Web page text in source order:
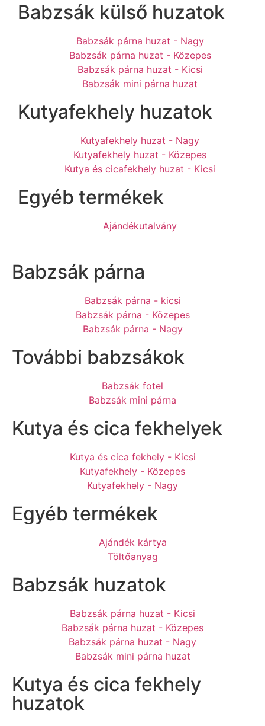
Babzsák külső huzatok
Babzsák párna huzat - Nagy
Babzsák párna huzat - Közepes
Babzsák párna huzat - Kicsi
Babzsák mini párna huzat
Kutyafekhely huzatok
Kutyafekhely huzat - Nagy
Kutyafekhely huzat - Közepes
Kutya és cicafekhely huzat - Kicsi
Egyéb termékek
Ajándékutalvány
Babzsák párna
Babzsák párna - kicsi
Babzsák párna - Közepes
Babzsák párna - Nagy
További babzsákok
Babzsák fotel
Babzsák mini párna
Kutya és cica fekhelyek
Kutya és cica fekhely - Kicsi
Kutyafekhely - Közepes
Kutyafekhely - Nagy
Egyéb termékek
Ajándék kártya
Töltőanyag
Babzsák huzatok
Babzsák párna huzat - Kicsi
Babzsák párna huzat - Közepes
Babzsák párna huzat - Nagy
Babzsák mini párna huzat
Kutya és cica fekhely
huzatok